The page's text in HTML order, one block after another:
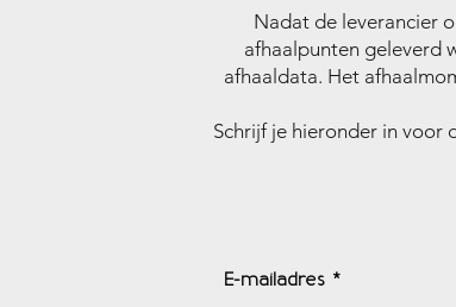
Nadat de leverancier
afhaalpunten geleverd
afhaaldata. Het
Schrijf je hieronder in voor
E-mailadres